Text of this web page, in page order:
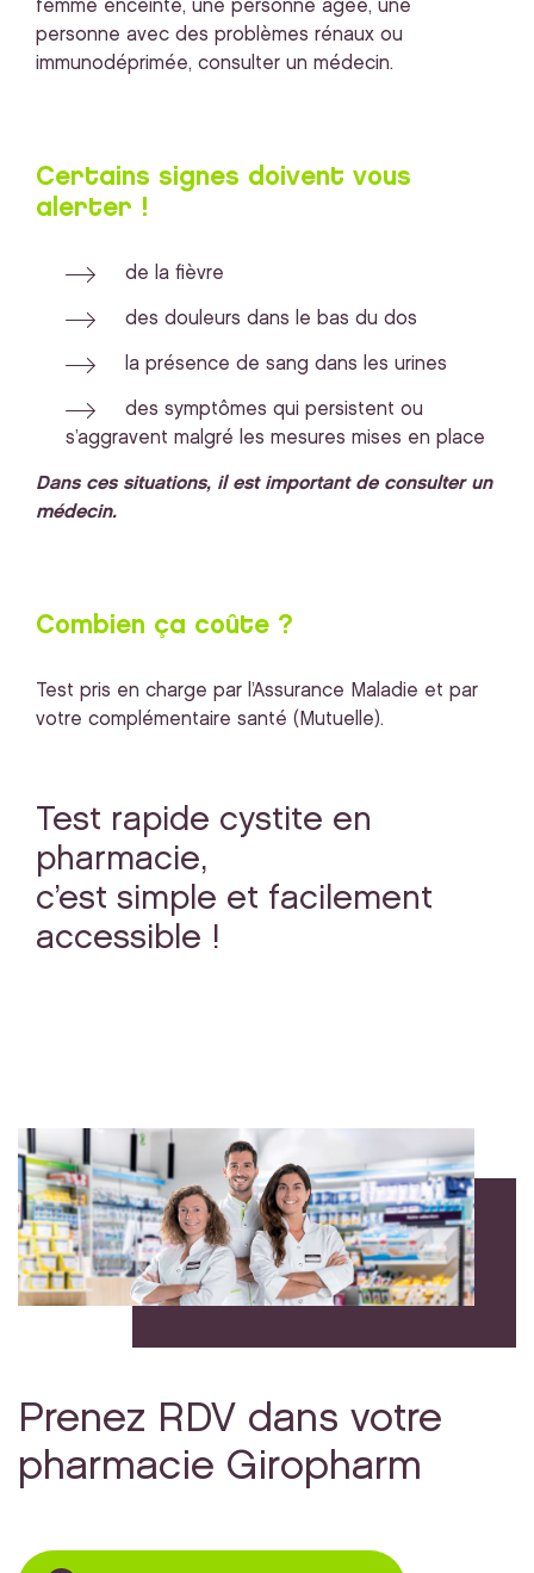
femme enceinte, une personne âgée, une
personne avec des problèmes rénaux ou
immunodéprimée, consulter un médecin.
Certains signes doivent vous
alerter !
de la fièvre
des douleurs dans le bas du dos
la présence de sang dans les urines
des symptômes qui persistent ou
s’aggravent malgré les mesures mises en place
Dans ces situations, il est important de consulter un
médecin.
Combien ça coûte ?
Test pris en charge par l’Assurance Maladie et par
votre complémentaire santé (Mutuelle).
Test rapide cystite en
pharmacie,
c’est simple et facilement
accessible !
Prenez RDV dans votre
pharmacie Giropharm